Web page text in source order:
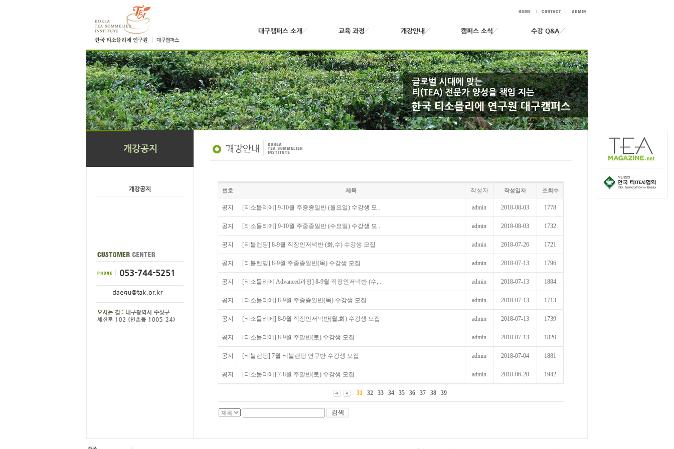
번호 제목 작성자 작성일자 조회수
공지 [티소믈리에] 9-10월 주중종일반 (월요일) 수강생 모.. admin 2018-08-03 1778
공지 [티소믈리에] 9-10월 주중종일반 (수요일) 수강생 모.. admin 2018-08-03 1732
공지 [티블렌딩] 8-9월 직장인저녁반 (화,수) 수강생 모집 admin 2018-07-26 1721
공지 [티블렌딩] 8-9월 주중종일반(목) 수강생 모집 admin 2018-07-13 1796
공지 [티소믈리에 Advanced과정] 8-9월 직장인저녁반 (수,.. admin 2018-07-13 1884
공지 [티소믈리에] 8-9월 주중종일반(목) 수강생 모집 admin 2018-07-13 1713
공지 [티소믈리에] 8-9월 직장인저녁반(월,화) 수강생 모집 admin 2018-07-13 1739
공지 [티소믈리에] 8-9월 주말반(토) 수강생 모집 admin 2018-07-13 1820
공지 [티블렌딩] 7월 티블렌딩 연구반 수강생 모집 admin 2018-07-04 1881
공지 [티소믈리에] 7-8월 주말반(토) 수강생 모집 admin 2018-06-20 1942
31 32 33 34 35 36 37 38 39